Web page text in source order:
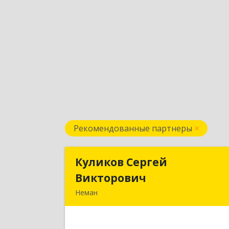
Рекомендованные партнеры
Куликов Сергей
Викторович
Неман
Куликов Сергей